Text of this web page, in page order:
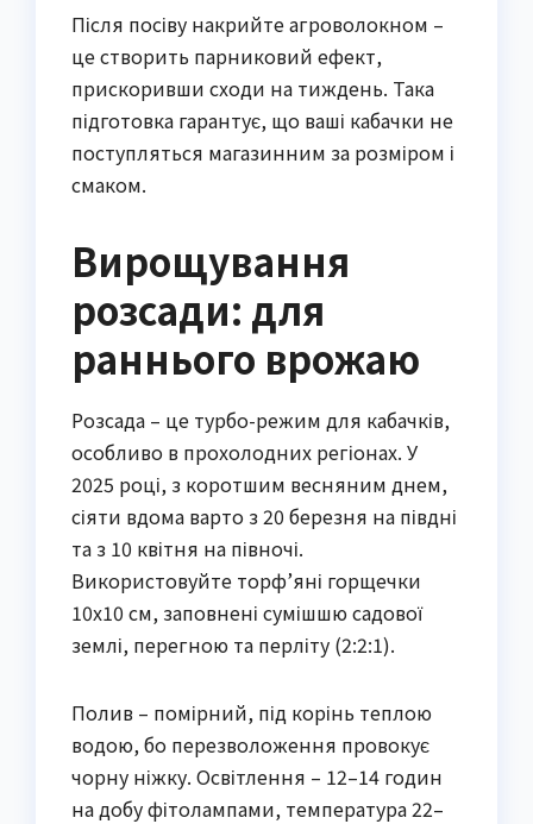
Після посіву накрийте агроволокном –
це створить парниковий ефект,
прискоривши сходи на тиждень. Така
підготовка гарантує, що ваші кабачки не
поступляться магазинним за розміром і
смаком.
Вирощування
розсади: для
раннього врожаю
Розсада – це турбо-режим для кабачків,
особливо в прохолодних регіонах. У
2025 році, з коротшим весняним днем,
сіяти вдома варто з 20 березня на півдні
та з 10 квітня на півночі.
Використовуйте торф’яні горщечки
10х10 см, заповнені сумішшю садової
землі, перегною та перліту (2:2:1).
Полив – помірний, під корінь теплою
водою, бо перезволоження провокує
чорну ніжку. Освітлення – 12–14 годин
на добу фітолампами, температура 22–